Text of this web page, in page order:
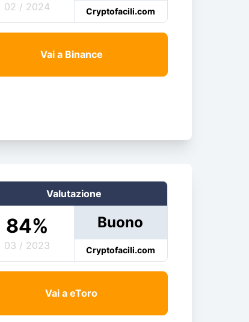
02 / 2024 Cryptofacili.com
Vai a Binance
Valutazione
84%
03 / 2023
Buono
Cryptofacili.com
Vai a eToro